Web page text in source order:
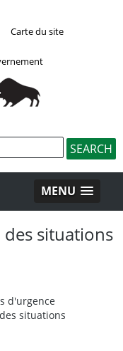
Carte du site
MENU
situations
d'urgence
situations